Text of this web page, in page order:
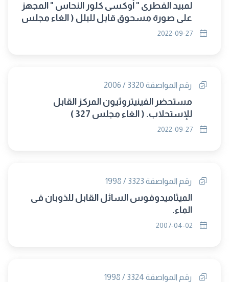
لمبيد الفطرى " أوكسى كلور النحاس " المجهز
على صورة مسحوق قابل للبلل ( الغاء مجلس
327 )
رقم المواصفة 3320 / 2006
مستحضر الفينيتروثيون المركز القابل
للإستحلاب. ( الغاء مجلس 327 )
رقم المواصفة 3323 / 1998
الميثاميدوفوس السائل القابل للذوبان فى
الماء.
رقم المواصفة 3324 / 1998